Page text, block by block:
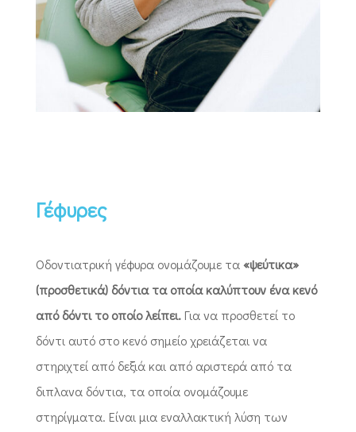
Γέφυρες
Οδοντιατρική γέφυρα ονομάζουμε τα «ψεύτικα»
(προσθετικά) δόντια τα οποία καλύπτουν ένα κενό
από δόντι το οποίο λείπει. Για να προσθετεί το
δόντι αυτό στο κενό σημείο χρειάζεται να
στηριχτεί από δεξιά και από αριστερά από τα
διπλανα δόντια, τα οποία ονομάζουμε
στηρίγματα. Είναι μια εναλλακτική λύση των